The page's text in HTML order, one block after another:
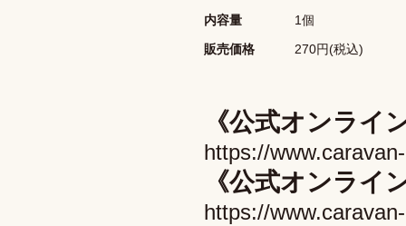
内容量
1個
販売価格
270円(税込)
《公式オンライ
https://
《公式オンライ
https://